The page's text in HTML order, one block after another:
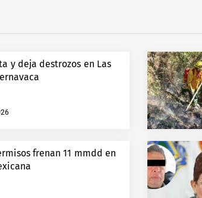
y deja destrozos en Las
frenan 11 mmdd en